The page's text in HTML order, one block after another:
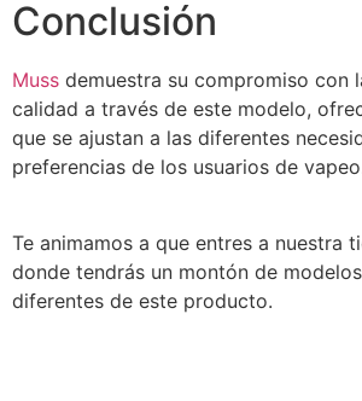
Conclusión
Muss demuestra su compromiso con
calidad a través de este modelo,
que se ajustan a las diferentes
preferencias de los usuarios de
Te animamos a que entres a nuestra
donde tendrás un montón de
diferentes de este producto.